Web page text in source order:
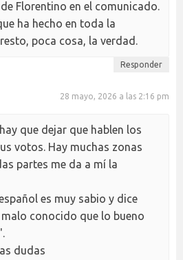
Florentino en el comunicado.
ha hecho en toda la
poca cosa, la verdad.
Responder
28 mayo, 2026 a las 2:16 pm
que dejar que hablen los
votos. Hay muchas zonas
partes me da a mí la
es muy sabio y dice
conocido que lo bueno
dudas